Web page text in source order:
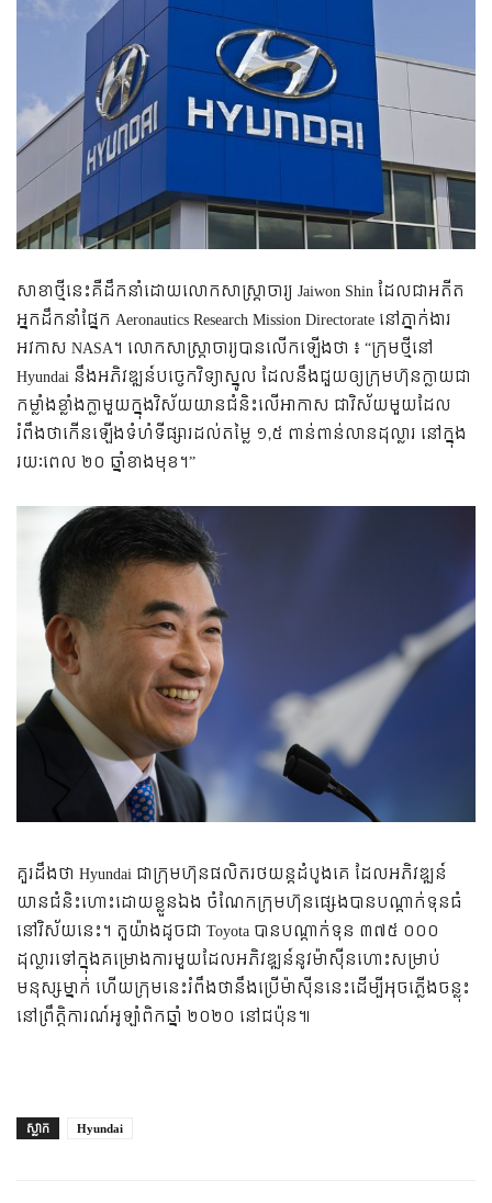
សាខា​ថ្មី​នេះ​គឺ​​ដឹក​នាំ​ដោយ​លោក​សាស្ត្រាចារ្យ Jaiwon Shin ដែល​ជា​អតីត​
អ្នក​ដឹក​នាំ​ផ្នែក​ Aeronautics Research Mission Directorate នៅ​ភ្នាក់ងារ​
អវកាស​ NASA។ លោក​សាស្ត្រាចារ្យ​បាន​លើក​ឡើង​ថា ៖ “ក្រុម​ថ្មី​​នៅ
Hyundai នឹង​អភិវឌ្ឍន៍​បច្ចេកវិទ្យា​ស្នូល​ ដែល​នឹង​ជួយ​ឲ្យ​ក្រុមហ៊ុន​ក្លាយ​ជា​
កម្លាំង​ខ្លាំង​ក្លា​មួយ​ក្នុង​​វិស័យ​យានជំនិះ​លើ​អាកាស ជា​​​វិស័យ​មួយ​​ដែល​
រំពឹង​ថា​កើន​ឡើង​ទំហំ​ទីផ្សារ​ដល់​តម្លៃ ១,៥ ពាន់​ពាន់​លាន​ដុល្លារ​ នៅ​ក្នុង​
រយៈពេល ២០ ឆ្នាំ​ខាង​មុខ។”
គួរ​ដឹង​ថា​ Hyundai ជា​ក្រុមហ៊ុន​ផលិត​រថយន្ត​ដំបូង​គេ​ ដែល​អភិវឌ្ឍន៍​
យានជំនិះ​ហោះ​ដោយ​ខ្លួន​ឯង​ ចំណែក​ក្រុមហ៊ុន​ផ្សេង​បាន​បណ្ដាក់​ទុន​ធំ​
នៅ​វិស័យ​នេះ។ តួ​យ៉ាង​ដូច​ជា Toyota បាន​បណ្ដាក់​ទុន​ ៣៧៥ ០០០
ដុល្លារ​ទៅ​ក្នុង​គម្រោង​ការ​មួយ​ដែល​អភិវឌ្ឍន៍​នូវ​ម៉ាស៊ីន​ហោះ​សម្រាប់​
មនុស្ស​ម្នាក់ ហើយ​ក្រុម​នេះ​រំពឹង​ថា​នឹង​ប្រើ​ម៉ាស៊ីន​នេះ​​ដើម្បី​អុច​​ភ្លើង​ចន្លុះ​
នៅ​ព្រឹត្តិការណ៍​អូឡាំពិក​ឆ្នាំ ២០២០ នៅ​ជប៉ុន៕
ស្លាក Hyundai